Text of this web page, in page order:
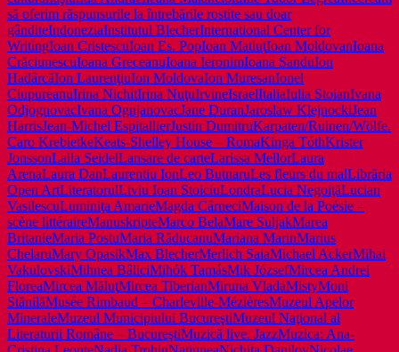
să oferim răspunsurile la întrebările rostite sau doar
gânditeIndoneziaInstitutul BlecherInternational Center for
WritingIoan CristescuIoan Es. PopIoan MatiuţIoan MoldovanIoana
CrăciunescuIoana GreceanuIoana IeronimIoana SanduIon
HadârcăIon LaurenţiuIon MoldovaIon MuresanIonel
CiupureanuIrina NichitIrina NuţuIrvineIsraelItaliaIulia StoianIvana
OdjognovacIvana OgnjanovacJane DuranJaroslaw KlejnockiJean
HarrisJean-Michel EspitallierJustin DumitruKarpaten/Ruinen/Wölfe.
Caro KrebietkeKeats-Shelley House – RomaKinga TóthKrister
JonssonLaila SeidelLansare de carteLarissa MellorLaura
ArenaLaura DanLaurentiu IonLeo ButnaruLes fleurs du malLibrăria
Open ArtLiteratorulLiviu Ioan StoiciuLondraLucia NegoiţăLucian
VasilescuLuminiţa AmarieMagda CârneciMaison de la Poésie –
scène littéraireManuskripteMarco BelaMare SuljakMarea
BritanieMaria PostuMaria RăducanuMariana MarinMarius
ChelaruMary OpasikMax BlecherMerlich SaiaMichael AckerMihai
VakulovskiMihnea BâliciMihók TamásMik JózsefMircea Andrei
FloreaMircea MăluţMircea TiberianMiruna VladaMistyMoni
StănilăMusée Rimbaud – Charleville-MézièresMuzeul Apelor
MineraleMuzeul Municipiului BucureştiMuzeul Naţional al
Literaturii Române – BucureştiMuzică live. JazzMuzica: Ana-